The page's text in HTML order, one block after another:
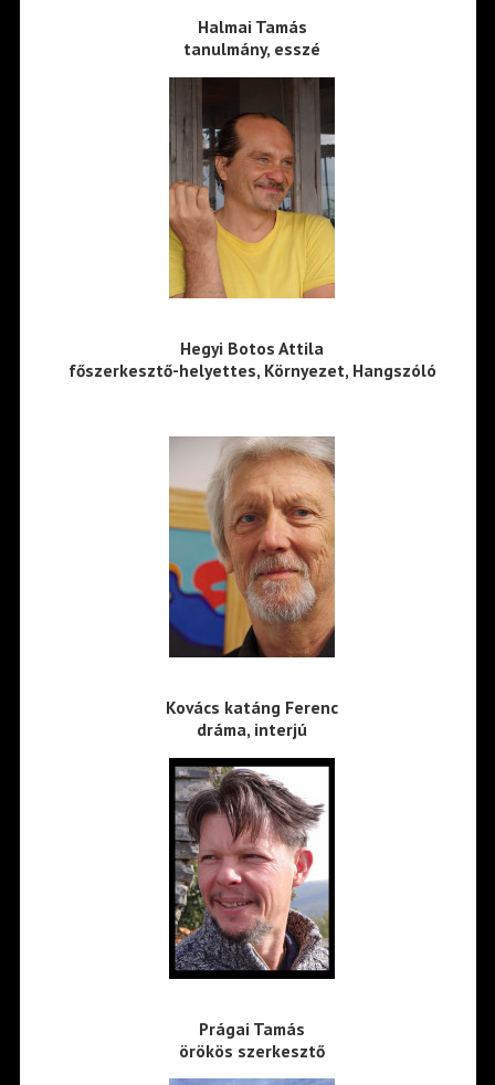
Halmai Tamás
tanulmány, esszé
Hegyi Botos Attila
főszerkesztő-helyettes, Környezet, Hangszóló
Kovács katáng Ferenc
dráma, interjú
Prágai Tamás
örökös szerkesztő